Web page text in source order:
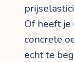
Of heeft je
concrete
echt te